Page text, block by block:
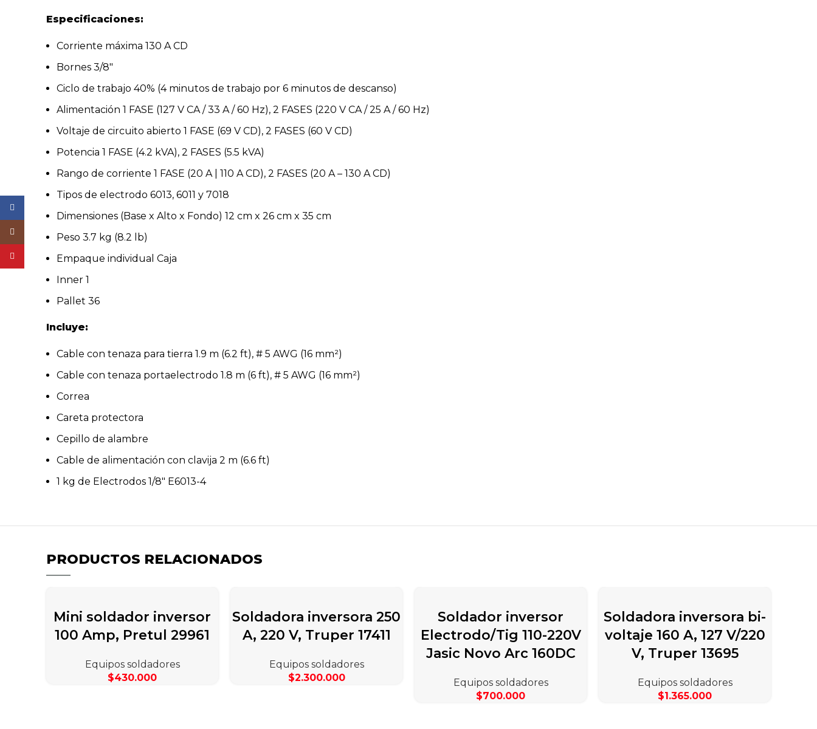
Especificaciones:
Corriente máxima 130 A CD
Bornes 3/8″
Ciclo de trabajo 40% (4 minutos de trabajo por 6 minutos de descanso)
Alimentación 1 FASE (127 V CA / 33 A / 60 Hz), 2 FASES (220 V CA / 25 A / 60 Hz)
Voltaje de circuito abierto 1 FASE (69 V CD), 2 FASES (60 V CD)
Potencia 1 FASE (4.2 kVA), 2 FASES (5.5 kVA)
Rango de corriente 1 FASE (20 A | 110 A CD), 2 FASES (20 A – 130 A CD)
Tipos de electrodo 6013, 6011 y 7018
Dimensiones (Base x Alto x Fondo) 12 cm x 26 cm x 35 cm
Peso 3.7 kg (8.2 lb)
Empaque individual Caja
Inner 1
Pallet 36
Incluye:
Cable con tenaza para tierra 1.9 m (6.2 ft), # 5 AWG (16 mm²)
Cable con tenaza portaelectrodo 1.8 m (6 ft), # 5 AWG (16 mm²)
Correa
Careta protectora
Cepillo de alambre
Cable de alimentación con clavija 2 m (6.6 ft)
1 kg de Electrodos 1/8″ E6013-4
PRODUCTOS RELACIONADOS
Mini soldador inversor
100 Amp, Pretul 29961
Equipos soldadores
$430.000
Soldadora inversora 250
A, 220 V, Truper 17411
Equipos soldadores
$2.300.000
Soldador inversor
Electrodo/Tig 110-220V
Jasic Novo Arc 160DC
Equipos soldadores
$700.000
Soldadora inversora bi-
voltaje 160 A, 127 V/220
V, Truper 13695
Equipos soldadores
$1.365.000
Instagram
YouTube